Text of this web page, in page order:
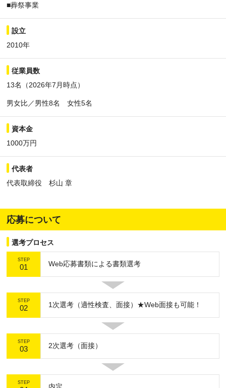
■葬祭事業
設立
2010年
従業員数
13名（2026年7月時点）
男女比／男性8名 女性5名
資本金
1000万円
代表者
代表取締役 杉山 章
応募について
選考プロセス
STEP
01 Web応募書類による書類選考
STEP
02 1次選考（適性検査、面接）★Web面接も可能！
STEP
03 2次選考（面接）
STEP 内定